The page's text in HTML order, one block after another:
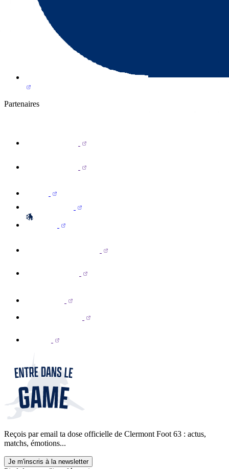
Partenaires
Reçois par email ta dose officielle de Clermont Foot 63 : actus,
matchs, émotions...
Je m'inscris à la newsletter